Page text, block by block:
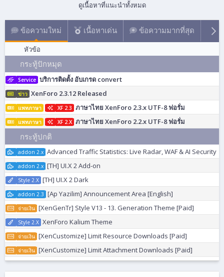
ดูเนื้อหาที่แนะนำทั้งหมด
ข้อความใหม่ เนื้อหาเด่น ข้อความมากที่สุด ดู
หัวข้อ
กระทู้ปักหมุด
Service บริการติดตั้ง อับเกรด convert
ข่าว XenForo 2.3.12 Released
แพทภาษา XF 2.3 ภาษาไทย XenForo 2.3.x UTF-8 ฟอรั่ม
แพทภาษา XF 2.X ภาษาไทย XenForo 2.2.x UTF-8 ฟอรั่ม
กระทู้ปกติ
addon 2.x Advanced Traffic Statistics: Live Radar, WAF & AI Security
addon 2.x [TH] UI.X 2 Add-on
Style 2.X [TH] UI.X 2 Dark
addon 2.3 [Ap Yazilim] Announcement Area [English]
จ่ายเงิน [XenGenTr] Style V13 - 13. Generation Theme [Paid]
Style 2.X XenForo Kalium Theme
จ่ายเงิน [XenCustomize] Limit Resource Downloads [Paid]
จ่ายเงิน [XenCustomize] Limit Attachment Downloads [Paid]
XenCustomize Core Library